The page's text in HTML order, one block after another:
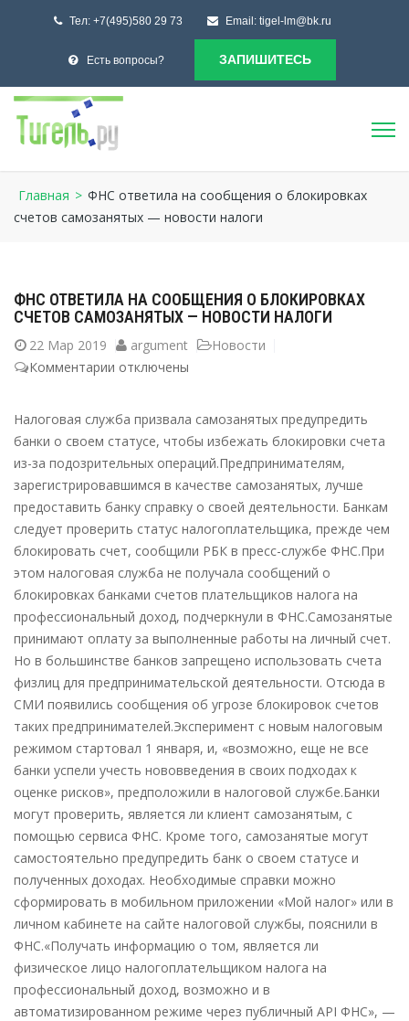
Тел: +7(495)580 29 73 Email: tigel-lm@bk.ru
Есть вопросы? ЗАПИШИТЕСЬ
Главная > ФНС ответила на сообщения о блокировках
счетов самозанятых — новости налоги
ФНС ОТВЕТИЛА НА СООБЩЕНИЯ О БЛОКИРОВКАХ
СЧЕТОВ САМОЗАНЯТЫХ — НОВОСТИ НАЛОГИ
22 Мар 2019 argument
Новости
Комментарии к
ФНС
ответила
сообщения
блокировках
самозанятых
новости
налоги
отключены
Налоговая служба призвала самозанятых предупредить
банки о своем статусе, чтобы избежать блокировки счета
из-за подозрительных операций.Предпринимателям,
зарегистрировавшимся в качестве самозанятых, лучше
предоставить банку справку о своей деятельности. Банкам
следует проверить статус налогоплательщика, прежде чем
блокировать счет, сообщили РБК в пресс-службе ФНС.При
этом налоговая служба не получала сообщений о
блокировках банками счетов плательщиков налога на
профессиональный доход, подчеркнули в ФНС.Самозанятые
принимают оплату за выполненные работы на личный счет.
Но в большинстве банков запрещено использовать счета
физлиц для предпринимательской деятельности. Отсюда в
СМИ появились сообщения об угрозе блокировок счетов
таких предпринимателей.Эксперимент с новым налоговым
режимом стартовал 1 января, и, «возможно, еще не все
банки успели учесть нововведения в своих подходах к
оценке рисков», предположили в налоговой службе.Банки
могут проверить, является ли клиент самозанятым, с
помощью сервиса ФНС. Кроме того, самозанятые могут
самостоятельно предупредить банк о своем статусе и
полученных доходах. Необходимые справки можно
сформировать в мобильном приложении «Мой налог» или в
личном кабинете на сайте налоговой службы, пояснили в
ФНС.«Получать информацию о том, является ли
физическое лицо налогоплательщиком налога на
профессиональный доход, возможно и в
автоматизированном режиме через публичный API ФНС», —